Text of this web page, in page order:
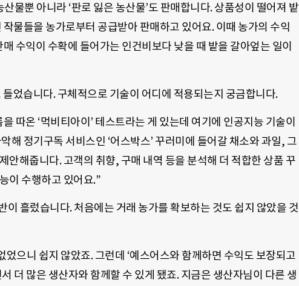
물뿐 아니라 ‘판로 잃은 농산물’도 판매합니다. 상품성이 떨어져 밭
물들을 농가로부터 공급받아 판매하고 있어요. 이때 농가의 수익
수익이 수확에 들어가는 인건비보다 낮을 때 밭을 갈아엎는 일이
었습니다. 구체적으로 기술이 어디에 적용되는지 궁금합니다.
따온 ‘먹비티아이’ 테스트라는 게 있는데 여기에 인공지능 기술이
해 정기구독 서비스인 ‘어스박스’ 꾸러미에 들어갈 채소와 과일, 그
안해줍니다. 고객의 취향, 구매 내역 등을 분석해 더 적합한 상품 꾸
이 수행하고 있어요.”
이 흘렀습니다. 처음에는 거래 농가를 확보하는 것도 쉽지 않았을 것
었으니 쉽지 않았죠. 그런데 ‘예스어스와 함께하면 수익도 보장되고
더 많은 생산자와 함께할 수 있게 됐죠. 지금은 생산자님이 다른 생